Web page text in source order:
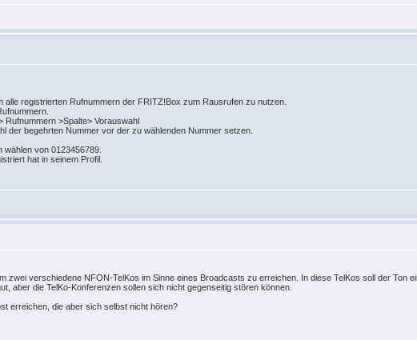
alle registrierten Rufnummern der FRITZ!Box zum Rausrufen zu nutzen.
Rufnummern >Spalte> Vorauswahl
der begehrten Nummer vor der zu wählenden Nummer setzen.
wählen von 0123456789.
hat in seinem Profil.
zwei verschiedene NFON-TelKos im Sinne eines Broadcasts zu erreichen. In diese TelKos soll der Ton
aber die TelKo-Konferenzen sollen sich nicht gegenseitig stören können.
erreichen, die aber sich selbst nicht hören?